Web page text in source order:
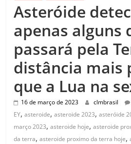
Asteróide
apenas alguns
passará pela
distância mais
que a Lua na
16 de março de 2023 clmbrasil
EY,asteroide,asteroide 2023,asteróide
março 2023,asteroide hoje,asteroide
da terra,asteroide proximo da terra hoje,